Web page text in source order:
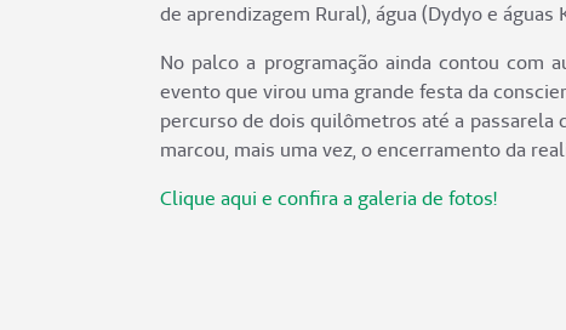
de aprendizagem Rural), água (Dydyo e
No palco a programação ainda contou com
evento que virou uma grande festa da
percurso de dois quilômetros até a
marcou, mais uma vez, o encerramento da
Clique aqui e confira a galeria de fotos!